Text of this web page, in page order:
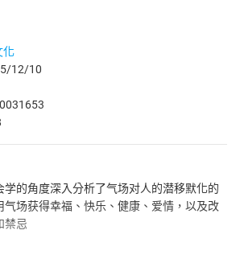
化
12/10
的角度深入分析了气场对人的潜移默化的
气场获得幸福、快乐、健康、爱情，以及改
禁忌